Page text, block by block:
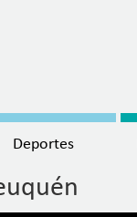
Deportes